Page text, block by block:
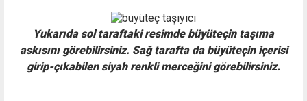
Yukarıda sol taraftaki resimde büyüteçin taşıma
askısını görebilirsiniz. Sağ tarafta da büyüteçin içerisi
girip-çıkabilen siyah renkli merceğini görebilirsiniz.